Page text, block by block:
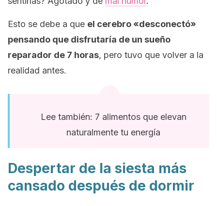
Esto se debe a que el cerebro «desconectó»
pensando que disfrutaría de un sueño
reparador de 7 horas, pero tuvo que volver a la
realidad antes.
Lee también: 7 alimentos que elevan
naturalmente tu energía
Despertar de la siesta más
cansado después de dormir